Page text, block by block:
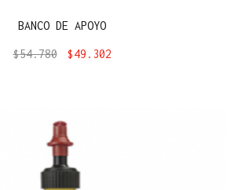
BANCO DE APOYO
$54.780 $49.302